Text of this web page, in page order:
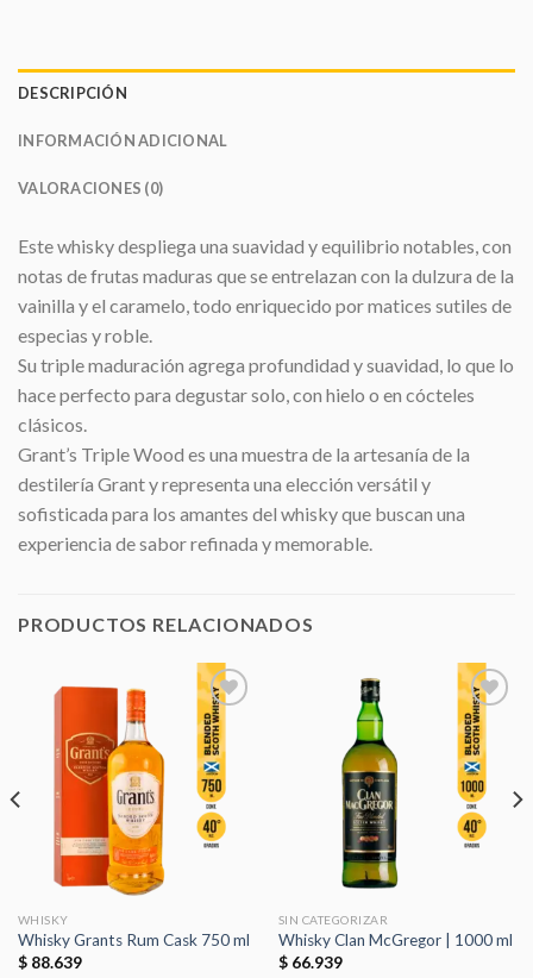
DESCRIPCIÓN
INFORMACIÓN ADICIONAL
VALORACIONES (0)
Este whisky despliega una suavidad y equilibrio notables, con
notas de frutas maduras que se entrelazan con la dulzura de la
vainilla y el caramelo, todo enriquecido por matices sutiles de
especias y roble.
Su triple maduración agrega profundidad y suavidad, lo que lo
hace perfecto para degustar solo, con hielo o en cócteles
clásicos.
Grant’s Triple Wood es una muestra de la artesanía de la
destilería Grant y representa una elección versátil y
sofisticada para los amantes del whisky que buscan una
experiencia de sabor refinada y memorable.
PRODUCTOS RELACIONADOS
Añadir
a la
lista de
deseos
WHISKY
Whisky Grants Rum Cask 750 ml
$88.639
Añadir
a la
lista de
deseos
SIN CATEGORIZAR
Whisky Clan McGregor | 1000 ml
$66.939